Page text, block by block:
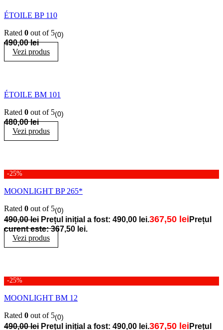
ÉTOILE BP 110
Rated 0 out of 5(0)
490,00lei
Vezi produs
ÉTOILE BM 101
Rated 0 out of 5(0)
480,00lei
Vezi produs
-25%
MOONLIGHT BP 265*
Rated 0 out of 5(0)
490,00lei Prețul inițial a fost: 490,00 lei.367,50 lei Prețul
curent este: 367,50 lei.
Vezi produs
-25%
MOONLIGHT BM 12
Rated 0 out of 5(0)
490,00lei Prețul inițial a fost: 490,00 lei.367,50 lei Prețul